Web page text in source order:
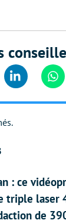
Linkedin
: ce
triple laser
de